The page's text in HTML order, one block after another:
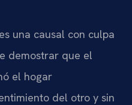
una causal con culpa
demostrar que el
el hogar
del otro y sin